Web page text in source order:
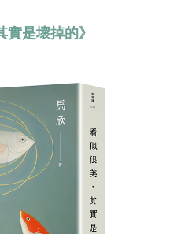
實是壞掉的》